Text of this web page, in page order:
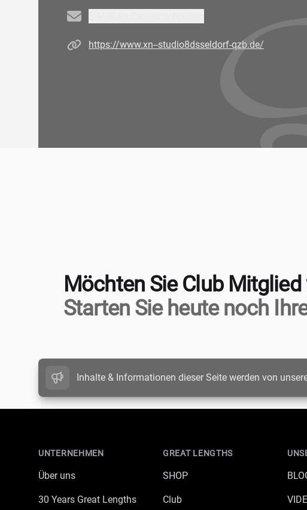
Email
Homepagehttps://www.xn--studio8dsseldorf-qzb.de/
Möchten Sie Club Mitglied
Starten Sie heute noch
Inhalte & Informationen dieser Seite werden von
UNTERNEHMEN
Über uns
30 Years Great Lengths
GREAT LENGTHS
SHOP
Club